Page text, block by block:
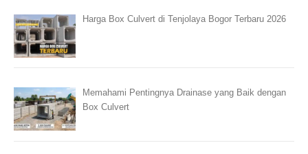
Harga Box Culvert di Tenjolaya Bogor Terbaru 2026
Memahami Pentingnya Drainase yang Baik dengan
Box Culvert